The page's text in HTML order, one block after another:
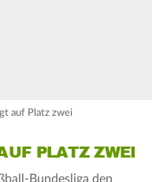
auf Platz zwei
PLATZ ZWEI
Bundesliga den